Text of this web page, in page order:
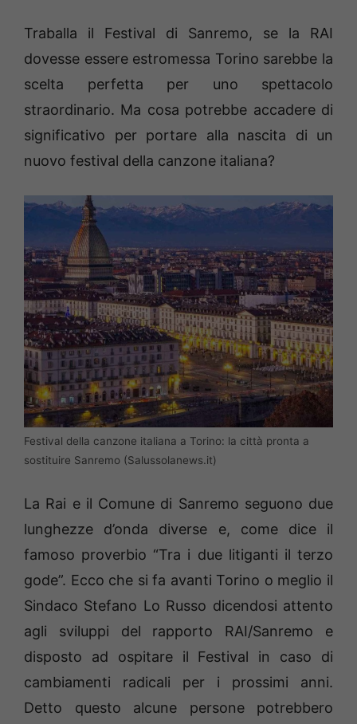
Traballa il Festival di Sanremo, se la RAI
dovesse essere estromessa Torino sarebbe la
scelta perfetta per uno spettacolo
straordinario. Ma cosa potrebbe accadere di
significativo per portare alla nascita di un
nuovo festival della canzone italiana?
Festival della canzone italiana a Torino: la città pronta a
sostituire Sanremo (Salussolanews.it)
La Rai e il Comune di Sanremo seguono due
lunghezze d’onda diverse e, come dice il
famoso proverbio “Tra i due litiganti il terzo
gode”. Ecco che si fa avanti Torino o meglio il
Sindaco Stefano Lo Russo dicendosi attento
agli sviluppi del rapporto RAI/Sanremo e
disposto ad ospitare il Festival in caso di
cambiamenti radicali per i prossimi anni.
Detto questo alcune persone potrebbero